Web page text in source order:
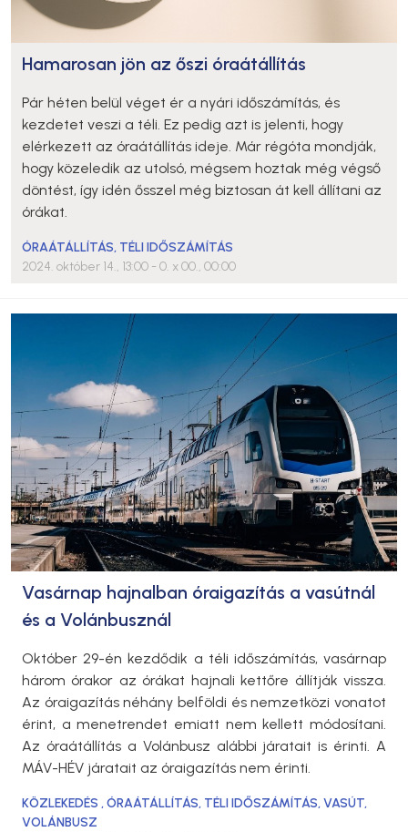
Hamarosan jön az őszi óraátállítás
Pár héten belül véget ér a nyári időszámítás, és
kezdetet veszi a téli. Ez pedig azt is jelenti, hogy
elérkezett az óraátállítás ideje. Már régóta mondják,
hogy közeledik az utolsó, mégsem hoztak még végső
döntést, így idén ősszel még biztosan át kell állítani az
órákat.
ÓRAÁTÁLLÍTÁS, TÉLI IDŐSZÁMÍTÁS
2024. október 14., 13:00 - 0. x 00., 00:00
Vasárnap hajnalban óraigazítás a vasútnál
és a Volánbusznál
Október 29-én kezdődik a téli időszámítás, vasárnap
három órakor az órákat hajnali kettőre állítják vissza.
Az óraigazítás néhány belföldi és nemzetközi vonatot
érint, a menetrendet emiatt nem kellett módosítani.
Az óraátállítás a Volánbusz alábbi járatait is érinti. A
MÁV-HÉV járatait az óraigazítás nem érinti.
KÖZLEKEDÉS ,ÓRAÁTÁLLÍTÁS, TÉLI IDŐSZÁMÍTÁS,VASÚT,
VOLÁNBUSZ